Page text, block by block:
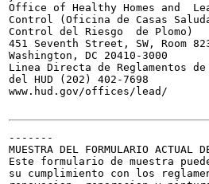
Office of Healthy Homes and
Control (Oficina de Casas
Control del Riesgo  de Plomo)
451 Seventh Street, SW, Room
Washington, DC 20410-3000
Linea Directa de Reglamentos de
del HUD (202) 402-7698
www.hud.gov/offices/lead/
-------
MUESTRA DEL FORMULARIO ACTUAL
Este formulario de muestra
su cumplimiento con los